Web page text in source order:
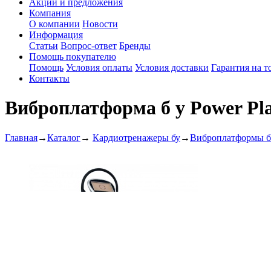
Акции и предложения
Компания
О компании Новости
Информация
Статьи Вопрос-ответ Бренды
Помощь покупателю
Помощь Условия оплаты Условия доставки Гарантия на
Контакты
Виброплатформа б у Power
Главная→Каталог→ Кардиотренажеры бу→Виброплатформы